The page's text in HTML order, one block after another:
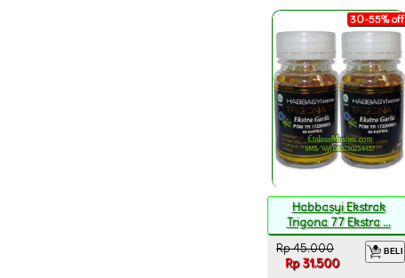
30-55% off
Habbasyi Ekstrak
Trigona 77 Ekstra ...
Rp 45.000
Rp 31.500
BELI